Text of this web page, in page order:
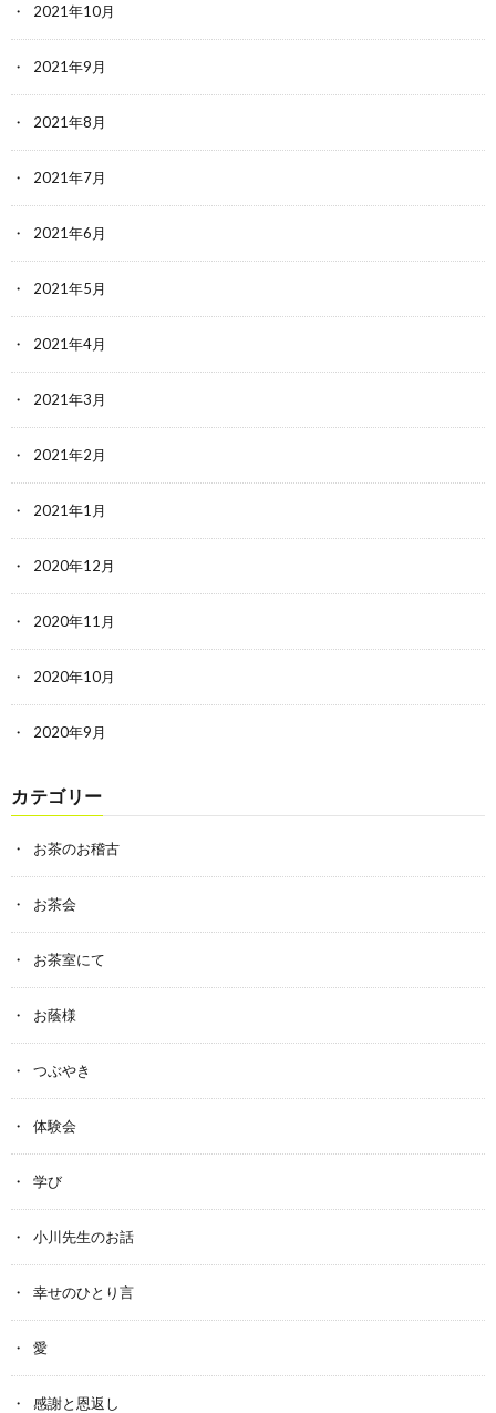
2021年10月
2021年9月
2021年8月
2021年7月
2021年6月
2021年5月
2021年4月
2021年3月
2021年2月
2021年1月
2020年12月
2020年11月
2020年10月
2020年9月
カテゴリー
お茶のお稽古
お茶会
お茶室にて
お蔭様
つぶやき
体験会
学び
小川先生のお話
幸せのひとり言
愛
感謝と恩返し